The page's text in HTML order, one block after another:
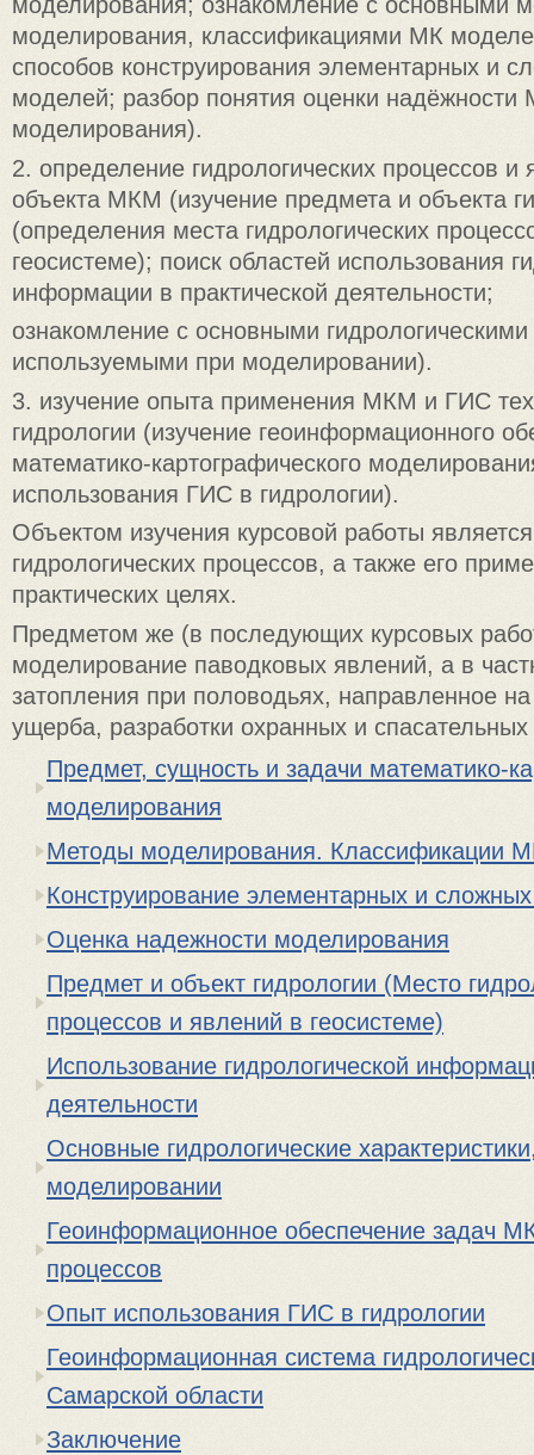
моделирования, классификациями МК
способов конструирования элементарных и
моделей; разбор понятия оценки надёжности
моделирования).
2. определение гидрологических процессов и
объекта МКМ (изучение предмета и объекта
(определения места гидрологических
геосистеме); поиск областей использования
информации в практической деятельности;
ознакомление с основными гидрологическими
используемыми при моделировании).
3. изучение опыта применения МКМ и ГИС
гидрологии (изучение геоинформационного
математико-картографического
использования ГИС в гидрологии).
Объектом изучения курсовой работы
гидрологических процессов, а также его
практических целях.
Предметом же (в последующих курсовых
моделирование паводковых явлений, а в
затопления при половодьях, направленное
ущерба, разработки охранных и
Предмет, сущность и задачи математико-
моделирования
Методы моделирования. Классификации
Конструирование элементарных и
Оценка надежности моделирования
Предмет и объект гидрологии (Место
процессов и явлений в геосистеме)
Использование гидрологической
деятельности
Основные гидрологические
моделировании
Геоинформационное обеспечение задач
процессов
Опыт использования ГИС в гидрологии
Геоинформационная система
Самарской области
Заключение